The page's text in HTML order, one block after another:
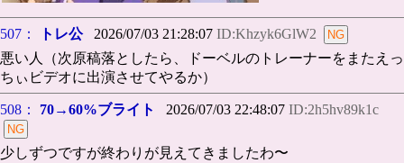
507： トレ公2026/07/03 21:28:07 ID:Khzyk6GlW2
悪い人（次原稿落としたら、ドーベルのトレーナーをまたえっ
ちぃビデオに出演させてやるか）
508： 70→60%ブライト 2026/07/03 22:48:07 ID:2h5hv89k1c
少しずつですが終わりが見えてきましたわ〜